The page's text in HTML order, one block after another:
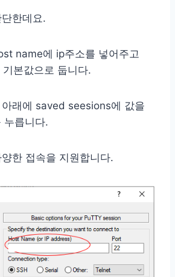
한데요.
name에 ip주소를 넣어주고
본값으로 둡니다.
래에 saved seesions에 값을
누릅니다.
한 접속을 지원합니다.